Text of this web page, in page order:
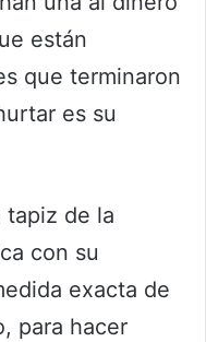
están
que terminaron
es su
tapiz de la
con su
exacta de
para hacer